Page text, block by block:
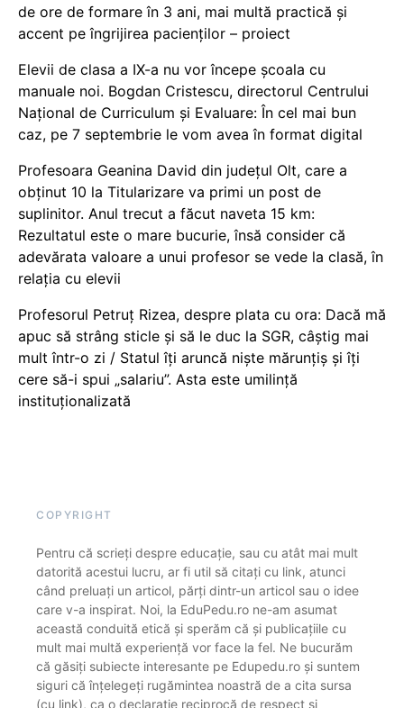
de ore de formare în 3 ani, mai multă practică și
accent pe îngrijirea pacienților – proiect
Elevii de clasa a IX-a nu vor începe școala cu
manuale noi. Bogdan Cristescu, directorul Centrului
Național de Curriculum și Evaluare: În cel mai bun
caz, pe 7 septembrie le vom avea în format digital
Profesoara Geanina David din județul Olt, care a
obținut 10 la Titularizare va primi un post de
suplinitor. Anul trecut a făcut naveta 15 km:
Rezultatul este o mare bucurie, însă consider că
adevărata valoare a unui profesor se vede la clasă, în
relația cu elevii
Profesorul Petruț Rizea, despre plata cu ora: Dacă mă
apuc să strâng sticle și să le duc la SGR, câștig mai
mult într-o zi / Statul îți aruncă niște mărunțiș și îți
cere să-i spui „salariu”. Asta este umilință
instituționalizată
COPYRIGHT
Pentru că scrieți despre educație, sau cu atât mai mult
datorită acestui lucru, ar fi util să citați cu link, atunci
când preluați un articol, părți dintr-un articol sau o idee
care v-a inspirat. Noi, la EduPedu.ro ne-am asumat
această conduită etică și sperăm că și publicațiile cu
mult mai multă experiență vor face la fel. Ne bucurăm
că găsiți subiecte interesante pe Edupedu.ro și suntem
siguri că înțelegeți rugămintea noastră de a cita sursa
(cu link), ca o declarație reciprocă de respect și